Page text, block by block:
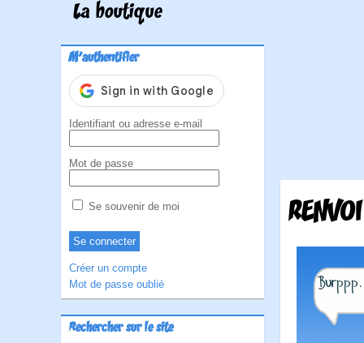
La boutique
M'authentifier
Identifiant ou adresse e-mail
Mot de passe
Se souvenir de moi
Créer un compte
Mot de passe oublié
Rechercher sur le site